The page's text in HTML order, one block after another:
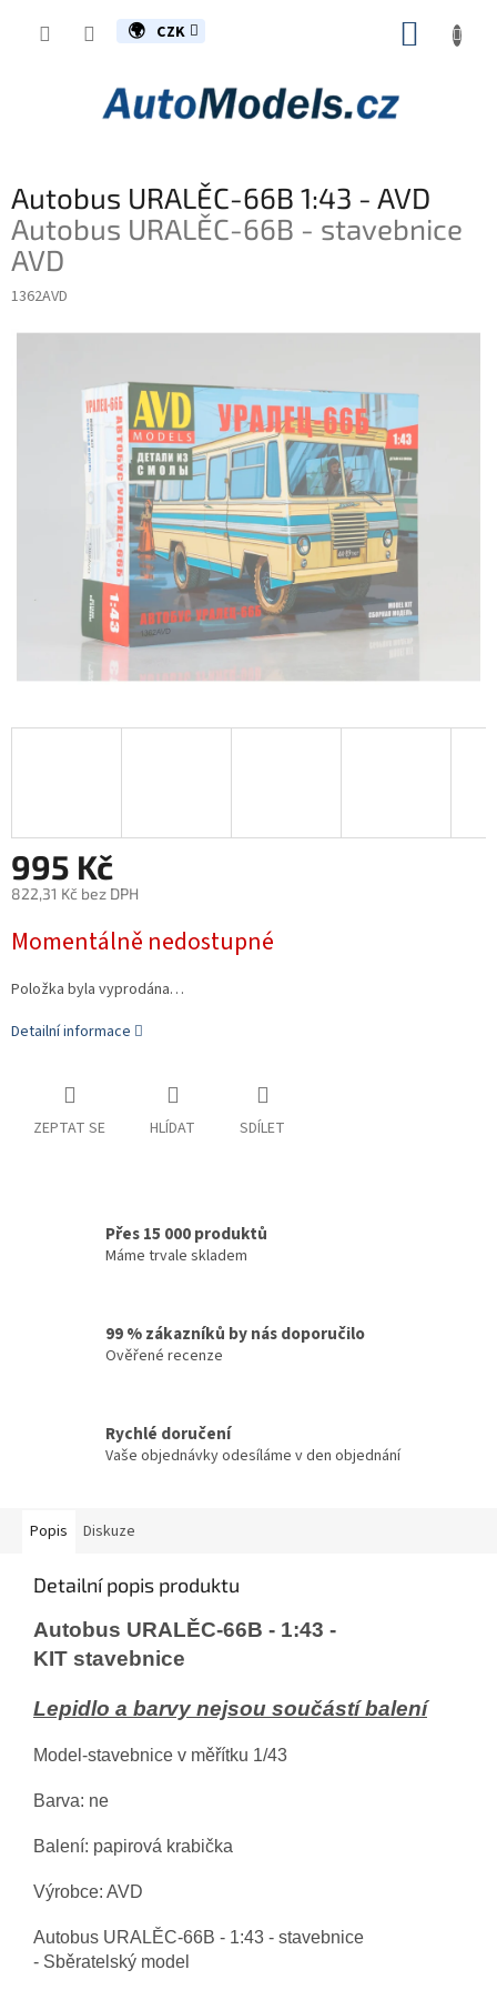
CZK
Autobus URALĚC-66B 1:43 - AVD
Autobus URALĚC-66B - stavebnice
AVD
1362AVD
995 Kč
822,31 Kč bez DPH
cena:
Momentálně nedostupné
Položka byla vyprodána…
Detailní informace
ZEPTAT SE HLÍDAT SDÍLET
Přes 15 000 produktů
Máme trvale skladem
99 % zákazníků by nás doporučilo
Ověřené recenze
Rychlé doručení
Vaše objednávky odesíláme v den objednání
Popis Diskuze
Detailní popis produktu
Autobus URALĚC-66B - 1:43 -
KIT stavebnice
Lepidlo a barvy nejsou součástí balení
Model-stavebnice v měřítku 1/43
Barva: ne
Balení: papirová krabička
Výrobce: AVD
Autobus URALĚC-66B - 1:43 - stavebnice
- Sběratelský model